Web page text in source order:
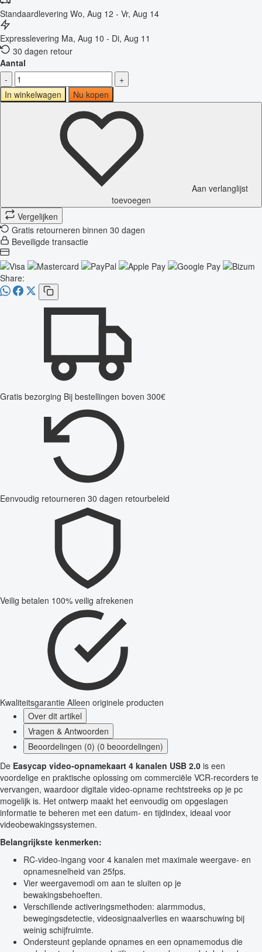
Standaardlevering Wo, Aug 12 - Vr, Aug 14
Expresslevering Ma, Aug 10 - Di, Aug 11
30 dagen retour
Aantal
-
+
In winkelwagen
Nu kopen
Aan verlanglijst
toevoegen
Vergelijken
Gratis retourneren binnen 30 dagen
Beveiligde transactie
Share:
Gratis bezorging Bij bestellingen boven 300€
Eenvoudig retourneren 30 dagen retourbeleid
Veilig betalen 100% veilig afrekenen
Kwaliteitsgarantie Alleen originele producten
Over dit artikel
Vragen & Antwoorden
Beoordelingen (0) (0 beoordelingen)
De Easycap video-opnamekaart 4 kanalen USB 2.0 is een
voordelige en praktische oplossing om commerciële VCR-recorders te
vervangen, waardoor digitale video-opname rechtstreeks op je pc
mogelijk is. Het ontwerp maakt het eenvoudig om opgeslagen
informatie te beheren met een datum- en tijdindex, ideaal voor
videobewakingssystemen.
Belangrijkste kenmerken:
RC-video-ingang voor 4 kanalen met maximale weergave- en
opnamesnelheid van 25fps.
Vier weergavemodi om aan te sluiten op je
bewakingsbehoeften.
Verschillende activeringsmethoden: alarmmodus,
bewegingsdetectie, videosignaalverlies en waarschuwing bij
weinig schijfruimte.
Ondersteunt geplande opnames en een opnamemodus die